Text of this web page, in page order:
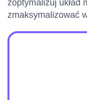
zoptymalizuj układ
zmaksymalizować